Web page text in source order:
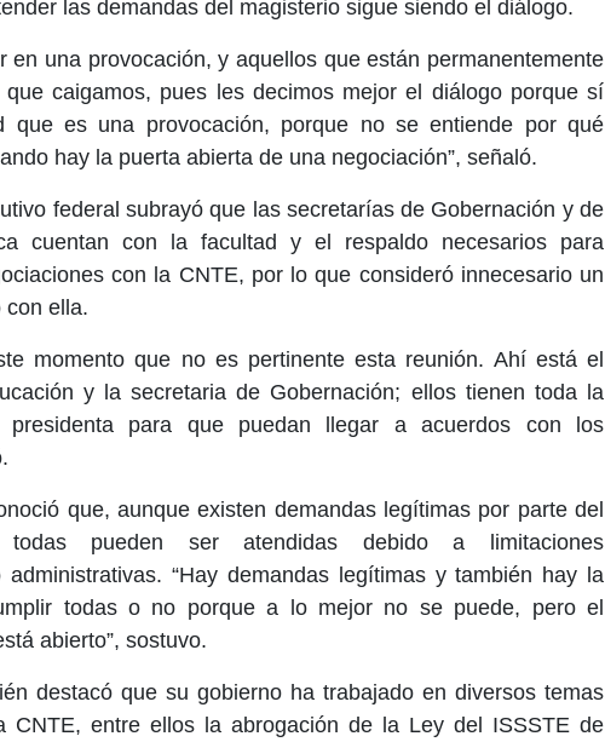
las demandas del magisterio sigue siendo el diálogo.
en una provocación, y aquellos que están permanentemente
que caigamos, pues les decimos mejor el diálogo porque sí
que es una provocación, porque no se entiende por qué
hay la puerta abierta de una negociación”, señaló.
federal subrayó que las secretarías de Gobernación y de
cuentan con la facultad y el respaldo necesarios para
con la CNTE, por lo que consideró innecesario un
con ella.
momento que no es pertinente esta reunión. Ahí está el
y la secretaria de Gobernación; ellos tienen toda la
para que puedan llegar a acuerdos con los
que, aunque existen demandas legítimas por parte del
todas pueden ser atendidas debido a limitaciones
administrativas. “Hay demandas legítimas y también hay la
todas o no porque a lo mejor no se puede, pero el
abierto”, sostuvo.
destacó que su gobierno ha trabajado en diversos temas
CNTE, entre ellos la abrogación de la Ley del ISSSTE de